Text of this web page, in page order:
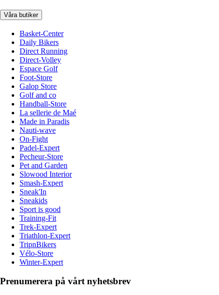
Våra butiker
Basket-Center
Daily Bikers
Direct Running
Direct-Volley
Espace Golf
Foot-Store
Galop Store
Golf and co
Handball-Store
La sellerie de Maé
Made in Paradis
Nauti-wave
On-Fight
Padel-Expert
Pecheur-Store
Pet and Garden
Slowood Interior
Smash-Expert
Sneak'In
Sneakids
Sport is good
Training-Fit
Trek-Expert
Triathlon-Expert
TripnBikers
Vélo-Store
Winter-Expert
Prenumerera på vårt nyhetsbrev